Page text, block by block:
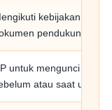
kebijakan
pendukung.
untuk mengunci
atau saat unit